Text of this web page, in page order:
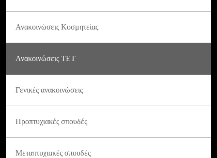
Ανακοινώσεις Κοσμητείας
Ανακοινώσεις ΤΕΤ
Γενικές ανακοινώσεις
Προπτυχιακές σπουδές
Μεταπτυχιακές σπουδές